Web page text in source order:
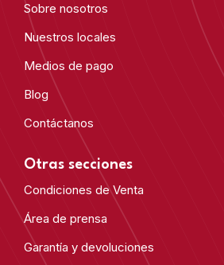
Sobre nosotros
Nuestros locales
Medios de pago
Blog
Contáctanos
Otras secciones
Condiciones de Venta
Área de prensa
Garantía y devoluciones